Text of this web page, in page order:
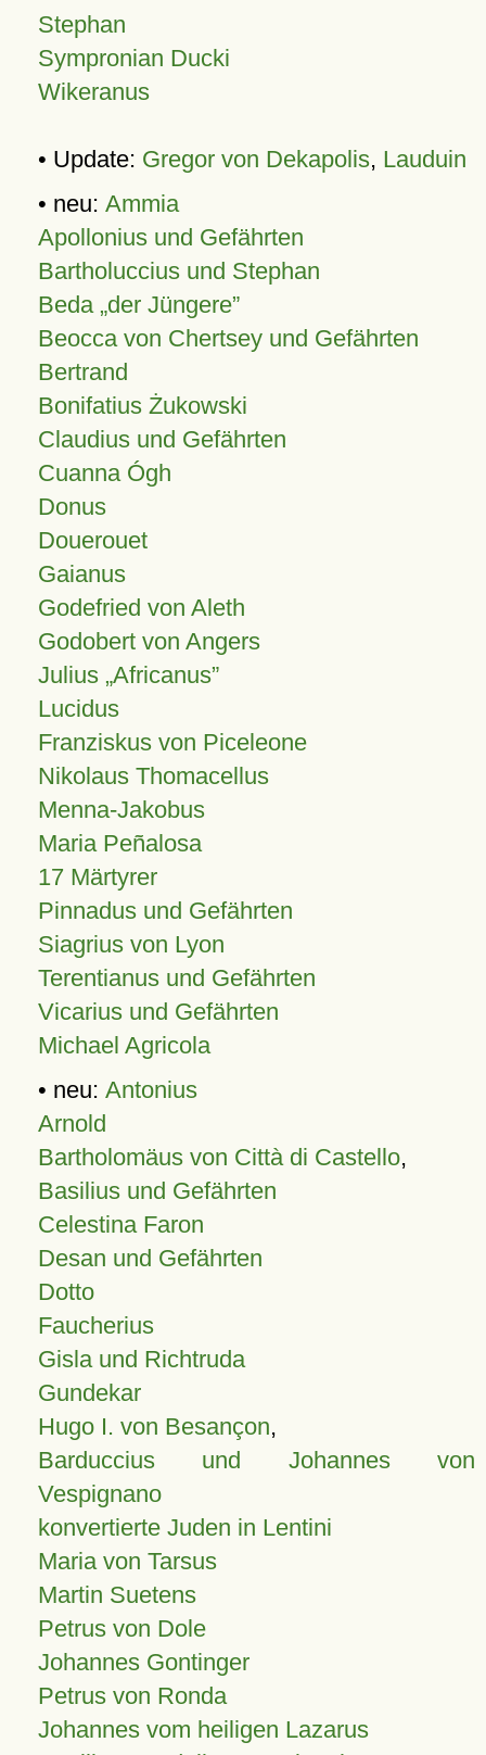
Stephan
Sympronian Ducki
Wikeranus
• Update: Gregor von Dekapolis, Lauduin
• neu: Ammia
Apollonius und Gefährten
Bartholuccius und Stephan
Beda „der Jüngere”
Beocca von Chertsey und Gefährten
Bertrand
Bonifatius Żukowski
Claudius und Gefährten
Cuanna Ógh
Donus
Douerouet
Gaianus
Godefried von Aleth
Godobert von Angers
Julius Africanus
Lucidus
Franziskus von Piceleone
Nikolaus Thomacellus
Menna-Jakobus
Maria Peñalosa
17 Märtyrer
Pinnadus und Gefährten
Siagrius von Lyon
Terentianus und Gefährten
Vicarius und Gefährten
Michael Agricola
• neu: Antonius
Arnold
Bartholomäus von Città di Castello,
Basilius und Gefährten
Celestina Faron
Desan und Gefährten
Dotto
Faucherius
Gisla und Richtruda
Gundekar
Hugo I. von Besançon,
Barduccius und Johannes von
Vespignano
konvertierte Juden in Lentini
Maria von Tarsus
Martin Suetens
Petrus von Dole
Johannes Gontinger
Petrus von Ronda
Johannes vom heiligen Lazarus